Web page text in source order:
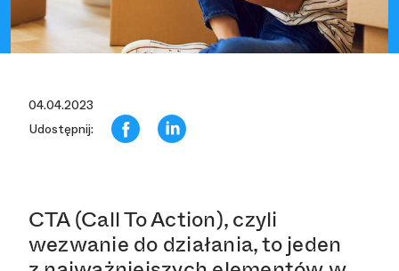
04.04.2023
Udostępnij:
CTA (Call To Action), czyli
wezwanie do działania, to jeden